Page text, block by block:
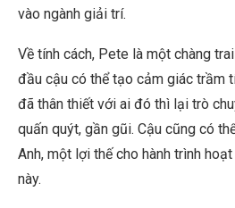
vào ngành giải trí.
Về tính cách, Pete là một chàng
đầu cậu có thể tạo cảm giác trầm
đã thân thiết với ai đó thì lại trò
quấn quýt, gần gũi. Cậu cũng có
Anh, một lợi thế cho hành trình
này.